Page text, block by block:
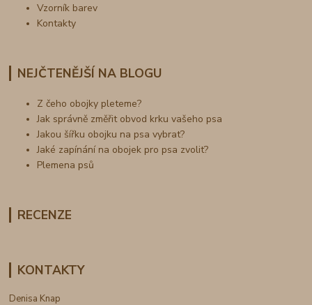
Vzorník barev
Kontakty
NEJČTENĚJŠÍ NA BLOGU
Z čeho obojky pleteme?
Jak správně změřit obvod krku vašeho psa
Jakou šířku obojku na psa vybrat?
Jaké zapínání na obojek pro psa zvolit?
Plemena psů
RECENZE
KONTAKTY
Denisa Knap